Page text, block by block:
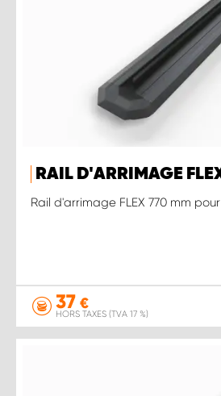
RAIL D'ARRIMAGE
Rail d'arrimage FLEX 770 mm
37 €
HORS TAXES (TVA 17 %)